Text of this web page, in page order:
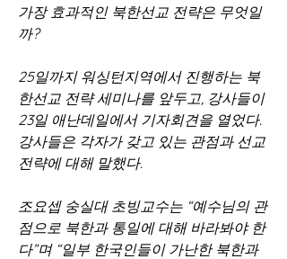
가장 효과적인 북한선교 전략은 무엇일
까?
25일까지 워싱턴지역에서 진행하는 북
한선교 전략 세미나를 앞두고, 강사들이
23일 애난데일에서 기자회견을 열었다.
강사들은 각자가 갖고 있는 관점과 선교
전략에 대해 말했다.
조요셉 숭실대 초빙교수는 “예수님의 관
점으로 북한과 통일에 대해 바라봐야 한
다”며 “일부 한국인들이 가난한 북한과